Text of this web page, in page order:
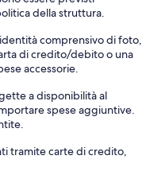
della struttura.
comprensivo di foto,
di credito/debito o una
accessorie.
a disponibilità al
spese aggiuntive.
tramite carte di credito,